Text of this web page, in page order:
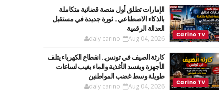
الإمارات تطلق أول منصة قضائية متكاملة
بالذكاء الاصطناعي.. ثورة جديدة في مستقبل
العدالة الرقمية
daly carino Aug 04, 2026
كارثة الصيف في تونس.. انقطاع الكهرباء يتلف
الأجهزة ويفسد الأغذية والماء يغيب لساعات
طويلة وسط غضب المواطنين
daly carino Aug 04, 2026